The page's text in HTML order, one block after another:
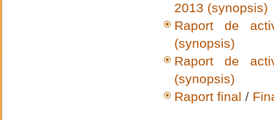
2013 (synopsis)
Raport de
(synopsis)
Raport de
(synopsis)
Raport final /